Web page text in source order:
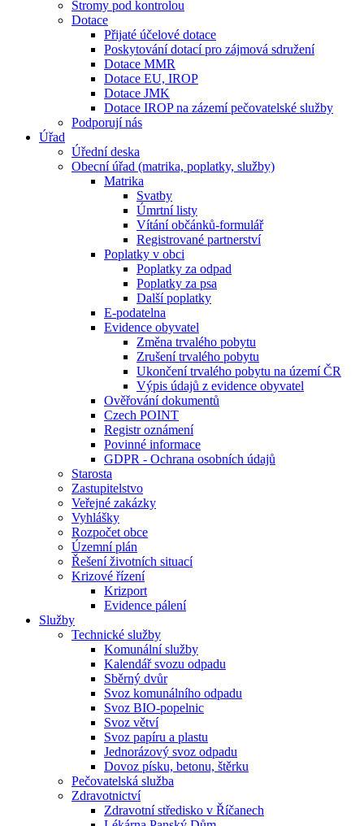
Stromy pod kontrolou
Dotace
Přijaté účelové dotace
Poskytování dotací pro zájmová sdružení
Dotace MMR
Dotace EU, IROP
Dotace JMK
Dotace IROP na zázemí pečovatelské služby
Podporují nás
Úřad
Úřední deska
Obecní úřad (matrika, poplatky, služby)
Matrika
Svatby
Úmrtní listy
Vítání občánků-formulář
Registrované partnerství
Poplatky v obci
Poplatky za odpad
Poplatky za psa
Další poplatky
E-podatelna
Evidence obyvatel
Změna trvalého pobytu
Zrušení trvalého pobytu
Ukončení trvalého pobytu na území ČR
Výpis údajů z evidence obyvatel
Ověřování dokumentů
Czech POINT
Registr oznámení
Povinné informace
GDPR - Ochrana osobních údajů
Starosta
Zastupitelstvo
Veřejné zakázky
Vyhlášky
Rozpočet obce
Územní plán
Řešení životních situací
Krizové řízení
Krizport
Evidence pálení
Služby
Technické služby
Komunální služby
Kalendář svozu odpadu
Sběrný dvůr
Svoz komunálního odpadu
Svoz BIO-popelnic
Svoz větví
Svoz papíru a plastu
Jednorázový svoz odpadu
Dovoz písku, betonu, štěrku
Pečovatelská služba
Zdravotnictví
Zdravotní středisko v Říčanech